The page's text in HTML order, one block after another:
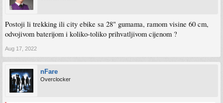
Postoji li trekking ili city ebike sa 28" gumama, ramom visine 60 cm,
odvojivom baterijom i koliko-toliko prihvatljivom cijenom ?
Aug 17, 2022
nFare
Overclocker